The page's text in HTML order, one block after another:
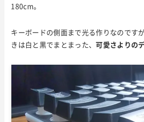
180cm。
キーボードの側面まで光る作りなのです
きは白と黒でまとまった、可愛さよりの